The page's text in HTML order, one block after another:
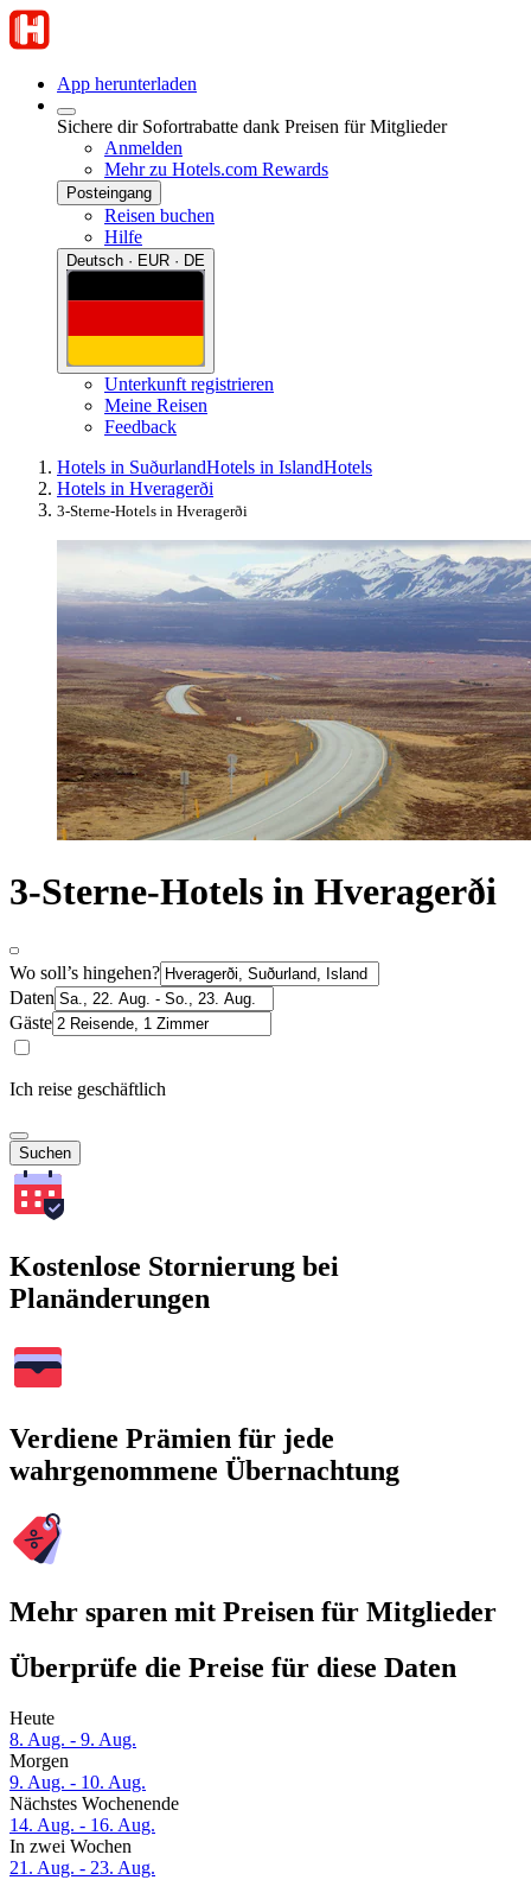
App herunterladen
Sichere dir Sofortrabatte dank Preisen für Mitglieder
Anmelden
Mehr zu Hotels.com Rewards
Posteingang
Reisen buchen
Hilfe
Deutsch · EUR · DE
Unterkunft registrieren
Meine Reisen
Feedback
Hotels in SuðurlandHotels in IslandHotels
Hotels in Hveragerði
3-Sterne-Hotels in Hveragerði
3-Sterne-Hotels in Hveragerði
Wo soll’s hingehen?
Daten
Gäste
Ich reise geschäftlich
Suchen
Kostenlose Stornierung bei
Planänderungen
Verdiene Prämien für jede
wahrgenommene Übernachtung
Mehr sparen mit Preisen für Mitglieder
Überprüfe die Preise für diese Daten
Heute
8. Aug. - 9. Aug.
Morgen
9. Aug. - 10. Aug.
Nächstes Wochenende
14. Aug. - 16. Aug.
In zwei Wochen
21. Aug. - 23. Aug.